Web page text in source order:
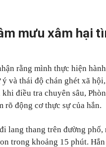
mưu xâm hại
rằng mình thực hiện
và thái độ chán ghét xã
điều tra chuyên sâu,
rõ động cơ thực sự của hắn.
lang thang trên đường phố,
trong khoảng 15 phút.